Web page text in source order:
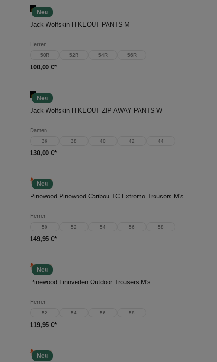
Neu
Jack Wolfskin HIKEOUT PANTS M
Herren
50R 52R 54R 56R
100,00 €*
Neu
Jack Wolfskin HIKEOUT ZIP AWAY PANTS W
Damen
36 38 40 42 44
130,00 €*
Neu
Pinewood Pinewood Caribou TC Extreme Trousers M's
Herren
50 52 54 56 58
149,95 €*
Neu
Pinewood Finnveden Outdoor Trousers M's
Herren
52 54 56 58
119,95 €*
Neu